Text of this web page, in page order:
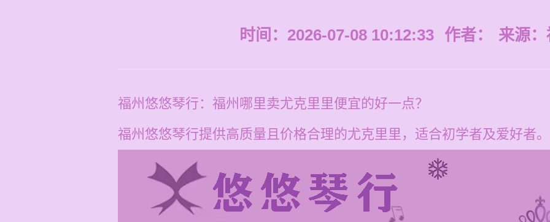
时间：2026-07-08 10:12:33 作者： 来源：
福州悠悠琴行：福州哪里卖尤克里里便宜的好一点？
福州悠悠琴行提供高质量且价格合理的尤克里里，适合初学者及爱好者。